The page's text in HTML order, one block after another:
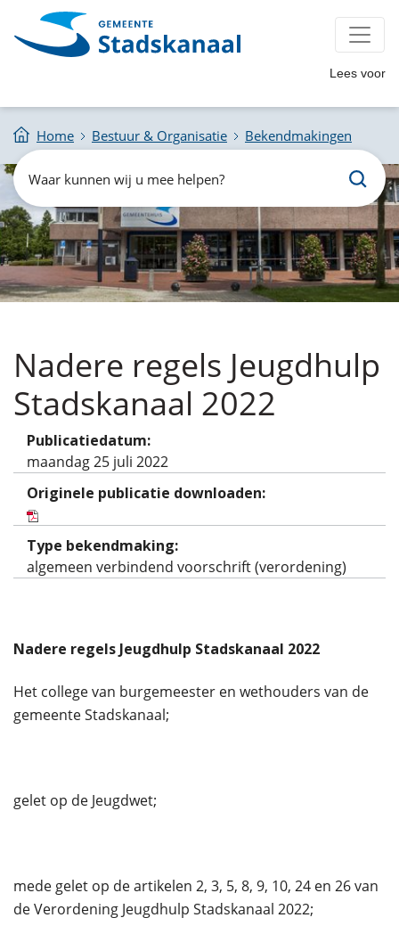
Lees voor
Home Bestuur & Organisatie Bekendmakingen
Zoeken
Waar
kunnen
wij
u
mee
helpen?
Nadere regels Jeugdhulp
Stadskanaal 2022
Publicatiedatum:
maandag 25 juli 2022
Originele publicatie downloaden:
Type bekendmaking:
algemeen verbindend voorschrift (verordening)
Nadere regels Jeugdhulp Stadskanaal 2022
Het college van burgemeester en wethouders van de
gemeente Stadskanaal;
gelet op de Jeugdwet;
mede gelet op de artikelen 2, 3, 5, 8, 9, 10, 24 en 26 van
de Verordening Jeugdhulp Stadskanaal 2022;